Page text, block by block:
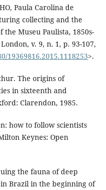
Paula Carolina de
collecting and the
Museu Paulista, 1850s-
v. 9, n. 1, p. 93-107,
19369816.2015.1118253>.
The origins of
in sixteenth and
Clarendon, 1985.
how to follow scientists
Keynes: Open
the fauna of deep
Brazil in the beginning of